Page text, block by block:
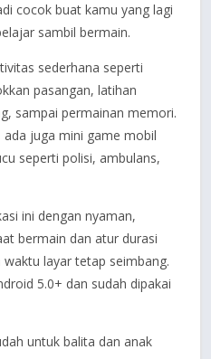
cocok buat kamu yang lagi
sambil bermain.
sederhana seperti
pasangan, latihan
sampai permainan memori.
juga mini game mobil
seperti polisi, ambulans,
ini dengan nyaman,
bermain dan atur durasi
layar tetap seimbang.
5.0+ dan sudah dipakai
untuk balita dan anak